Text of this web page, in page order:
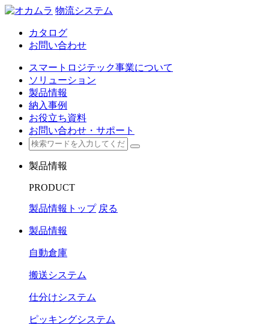
物流システム
カタログ
お問い合わせ
スマートロジテック事業について
ソリューション
製品情報
納入事例
お役立ち資料
お問い合わせ・サポート
製品情報
PRODUCT
製品情報トップ 戻る
製品情報
自動倉庫
搬送システム
仕分けシステム
ピッキングシステム